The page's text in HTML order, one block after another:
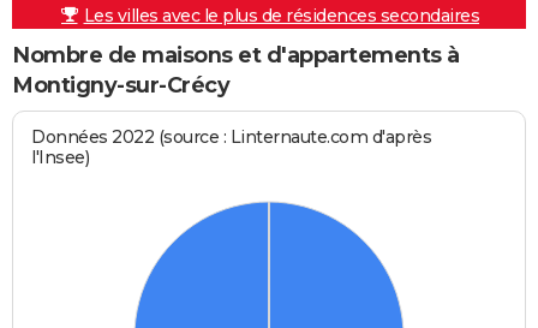
Les villes avec le plus de résidences secondaires
Nombre de maisons et d'appartements à
Montigny-sur-Crécy
Données 2022 (source : Linternaute.com d'après
l'Insee)